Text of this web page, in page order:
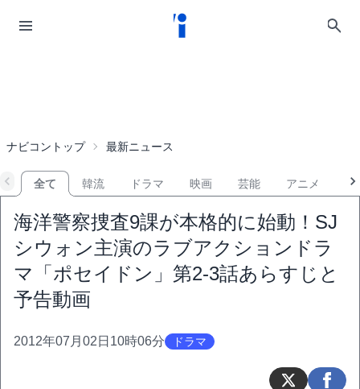
ナビコントップ 最新ニュース
全て 韓流 ドラマ 映画 芸能 アニメ
海洋警察捜査9課が本格的に始動！SJ
シウォン主演のラブアクションドラ
マ「ポセイドン」第2-3話あらすじと
予告動画
2012年07月02日10時06分 ドラマ